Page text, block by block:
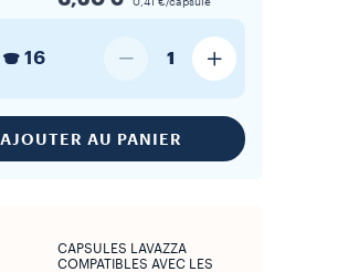
0,41 €/capsule
16 1
AJOUTER AU PANIER
CAPSULES LAVAZZA
COMPATIBLES AVEC LES